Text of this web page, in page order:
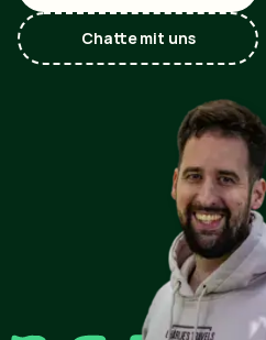
Chatte mit uns